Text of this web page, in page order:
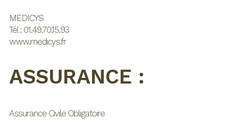
MEDICYS
Tél : 01.49.70.15.93
www.medicys.fr
ASSURANCE :
Assurance Civile Obligatoire